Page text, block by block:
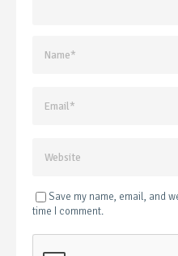
Save my name, email, and
time I comment.